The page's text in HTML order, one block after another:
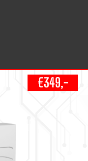
€349,-